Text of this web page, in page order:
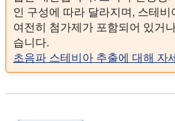
인 구성에 따라 달라지며, 스테
여전히 첨가제가 포함되어 있거
습니다.
초음파 스테비아 추출에 대해 자